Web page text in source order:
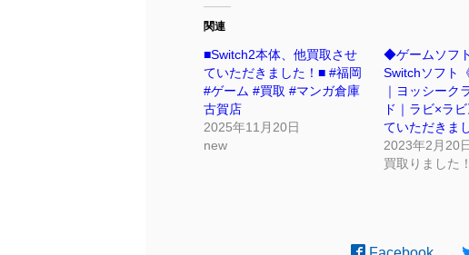
関連
■Switch2本体、他買取させ
ていただきました！■ #福岡
#ゲーム #買取 #マンガ倉庫
古賀店
2025年11月20日
new
◆ゲームソフ
Switchソフト
｜ヨッシーク
ド｜ラビ×ラ
ていただきま
2023年2月20日
買取りました！